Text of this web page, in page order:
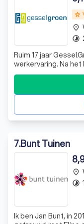
grade
Ruim 17 jaar
werkervaring. Na
de World Skills in
hoveniersopleiding
het aanleggen en
Met een klein en
place
timelapse
7.Bunt Tuinen
Ik ben Jan Bunt, in
place
timelapse